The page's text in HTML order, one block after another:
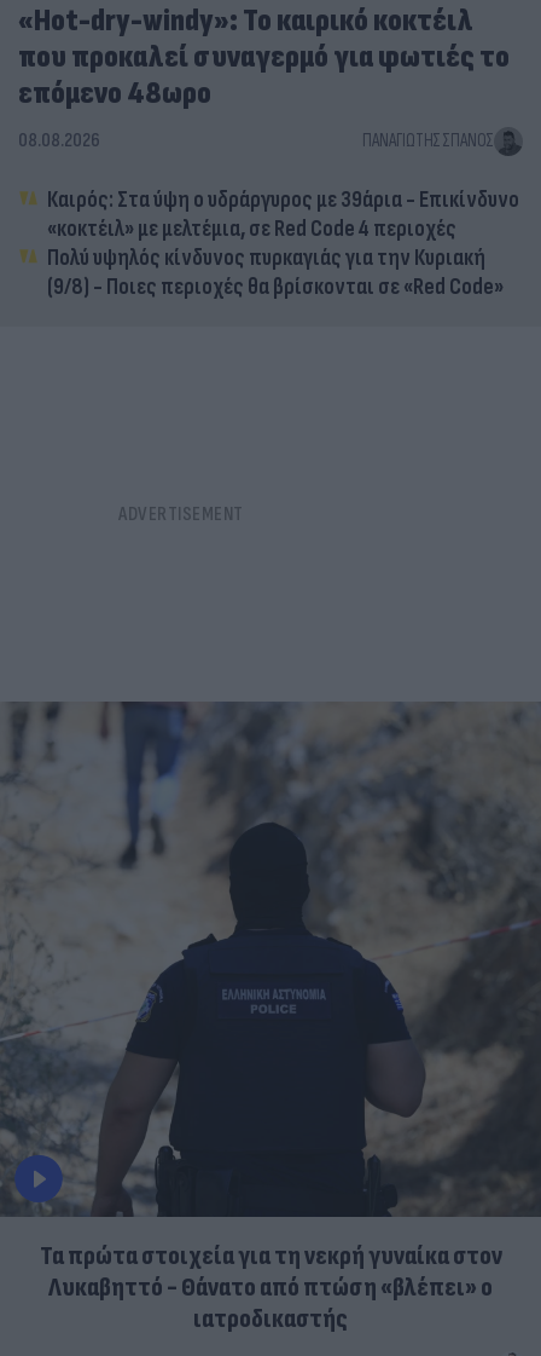
«Hot-dry-windy»: Το καιρικό κοκτέιλ
που προκαλεί συναγερμό για φωτιές το
επόμενο 48ωρο
08.08.2026 ΠΑΝΑΓΙΏΤΗΣ ΣΠΑΝΌΣ
Καιρός: Στα ύψη ο υδράργυρος με 39άρια - Επικίνδυνο
«κοκτέιλ» με μελτέμια, σε Red Code 4 περιοχές
Πολύ υψηλός κίνδυνος πυρκαγιάς για την Κυριακή
(9/8) - Ποιες περιοχές θα βρίσκονται σε «Red Code»
Τα πρώτα στοιχεία για τη νεκρή γυναίκα στον
Λυκαβηττό - Θάνατο από πτώση «βλέπει» ο
ιατροδικαστής